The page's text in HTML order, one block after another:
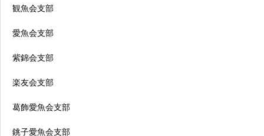
観魚会支部
愛魚会支部
紫錦会支部
楽友会支部
葛飾愛魚会支部
銚子愛魚会支部